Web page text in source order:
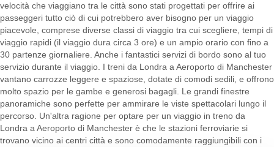
velocità che viaggiano tra le città sono stati progettati per offrire ai
passeggeri tutto ciò di cui potrebbero aver bisogno per un viaggio
piacevole, comprese diverse classi di viaggio tra cui scegliere, tempi di
viaggio rapidi (il viaggio dura circa 3 ore) e un ampio orario con fino a
30 partenze giornaliere. Anche i fantastici servizi di bordo sono al tuo
servizio durante il viaggio. I treni da Londra a Aeroporto di Manchester
vantano carrozze leggere e spaziose, dotate di comodi sedili, e offrono
molto spazio per le gambe e generosi bagagli. Le grandi finestre
panoramiche sono perfette per ammirare le viste spettacolari lungo il
percorso. Un'altra ragione per optare per un viaggio in treno da
Londra a Aeroporto di Manchester è che le stazioni ferroviarie si
trovano vicino ai centri città e sono comodamente raggiungibili con i